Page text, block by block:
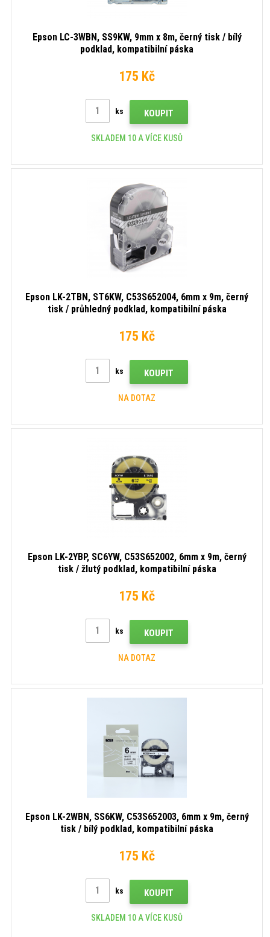
Epson LC-3WBN, SS9KW, 9mm x 8m, černý tisk / bílý
podklad, kompatibilní páska
175 Kč
ks KOUPIT
SKLADEM 10 A VÍCE KUSŮ
Epson LK-2TBN, ST6KW, C53S652004, 6mm x 9m, černý
tisk / průhledný podklad, kompatibilní páska
175 Kč
ks KOUPIT
NA DOTAZ
Epson LK-2YBP, SC6YW, C53S652002, 6mm x 9m, černý
tisk / žlutý podklad, kompatibilní páska
175 Kč
ks KOUPIT
NA DOTAZ
Epson LK-2WBN, SS6KW, C53S652003, 6mm x 9m, černý
tisk / bílý podklad, kompatibilní páska
175 Kč
ks KOUPIT
SKLADEM 10 A VÍCE KUSŮ